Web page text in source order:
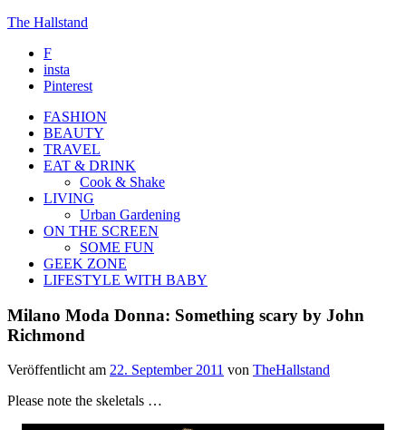
The Hallstand
F
insta
Pinterest
FASHION
BEAUTY
TRAVEL
EAT & DRINK
Cook & Shake
LIVING
Urban Gardening
ON THE SCREEN
SOME FUN
GEEK ZONE
LIFESTYLE WITH BABY
Milano Moda Donna: Something scary by John
Richmond
Veröffentlicht am 22. September 2011 von TheHallstand
Please note the skeletals …